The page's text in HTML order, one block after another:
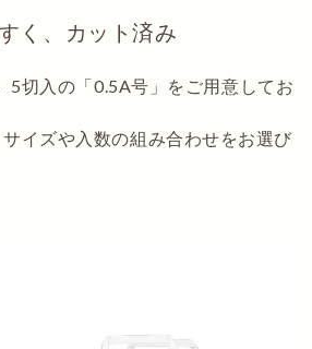
く、カット済み
5切入の「0.5A号」をご用意してお
イズや入数の組み合わせをお選び